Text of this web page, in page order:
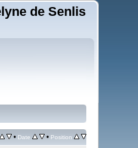
de Senlis
• Date • Position